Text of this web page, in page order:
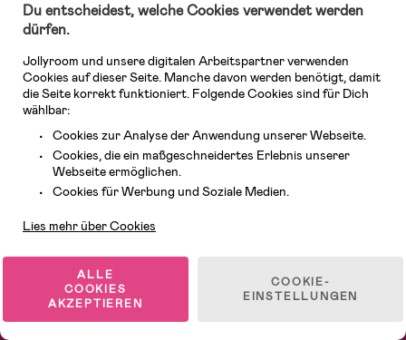
Kundenservice
AGB
Versand
Impressum
Bestellen und Bezahlen
Datenschutz
Unsere Verantwortung
Abonniere unseren Newsletter und erhalte exklusive Vorteile!
Du entscheidest, welche Cookies verwendet werden
dürfen.
Jollyroom und unsere digitalen Arbeitspartner verwenden
Cookies auf dieser Seite. Manche davon werden benötigt, damit
die Seite korrekt funktioniert. Folgende Cookies sind für Dich
wählbar:
Cookies zur Analyse der Anwendung unserer Webseite.
Cookies, die ein maßgeschneidertes Erlebnis unserer
Webseite ermöglichen.
Cookies für Werbung und Soziale Medien.
Lies mehr über Cookies
ALLE
COOKIES
AKZEPTIEREN
COOKIE-
EINSTELLUNGEN